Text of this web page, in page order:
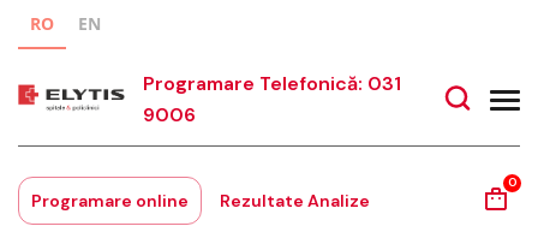
RO EN
Programare Telefonică: 031
9006
Programare online Rezultate Analize
0